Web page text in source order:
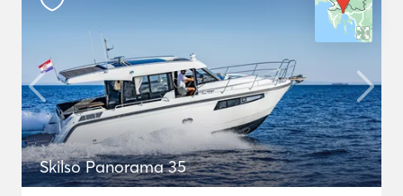
Skilso Panorama 35